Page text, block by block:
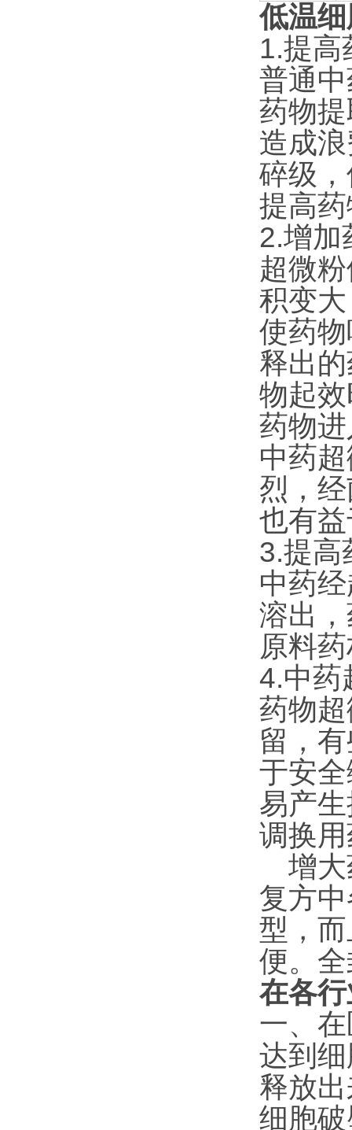
低温
1.提高
普通
药物
造成
碎级
提高
2.增加
超微
积变
使药
释出
物起
药物
中药
烈，
也有
3.提高
中药
溶出
原料
4.中药
药物
留，
于安
易产
调换
增大
复方
型，
便。
在各
一、
达到
释放
细胞